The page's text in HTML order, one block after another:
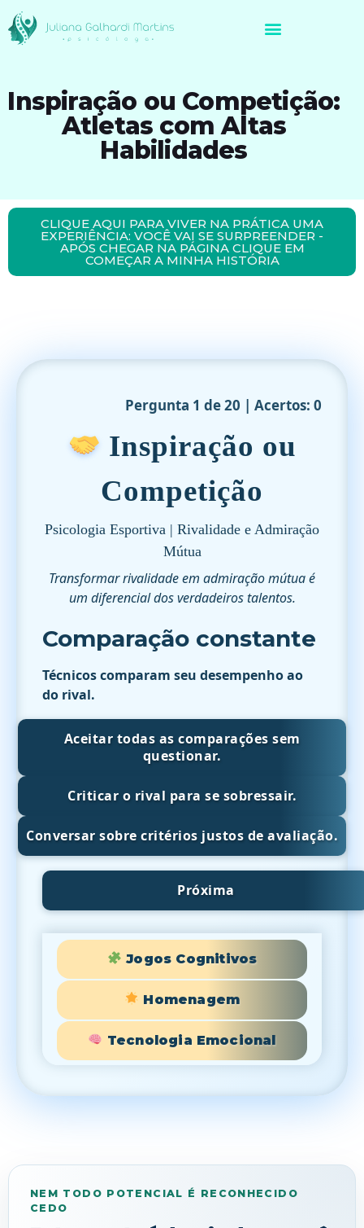
Inspiração ou Competição:
Atletas com Altas
Habilidades
CLIQUE AQUI PARA VIVER NA PRÁTICA UMA
EXPERIÊNCIA: VOCÊ VAI SE SURPREENDER -
APÓS CHEGAR NA PÁGINA CLIQUE EM
COMEÇAR A MINHA HISTÓRIA
Pergunta 1 de 20 | Acertos: 0
Inspiração ou
Competição
Psicologia Esportiva | Rivalidade e Admiração
Mútua
Transformar rivalidade em admiração mútua é
um diferencial dos verdadeiros talentos.
Comparação constante
Técnicos comparam seu desempenho ao
do rival.
Aceitar todas as comparações sem
questionar.
Criticar o rival para se sobressair.
Conversar sobre critérios justos de avaliação.
Próxima
Jogos Cognitivos
Homenagem
Tecnologia Emocional
NEM TODO POTENCIAL É RECONHECIDO
CEDO